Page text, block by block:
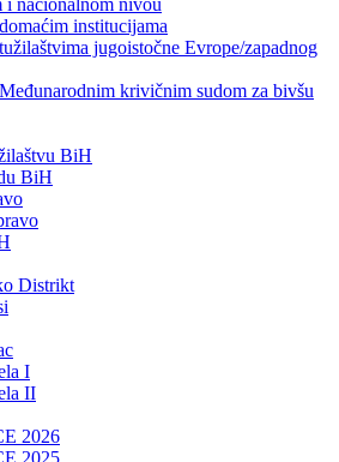
i nacionalnom nivou
institucijama
jugoistočne Evrope/zapadnog
krivičnim sudom za bivšu
BiH
BiH
Distrikt
I
II
2026